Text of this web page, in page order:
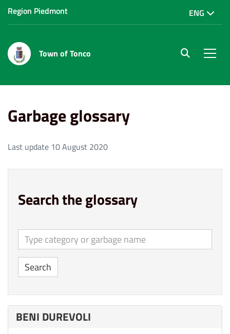
Region Piedmont ENG
Town of Tonco site.searc
Garbage glossary
Last update 10 August 2020
Search the glossary
Type category or reject
Search
BENI DUREVOLI